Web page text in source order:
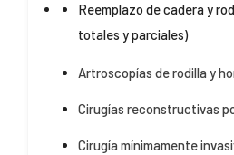
Reemplazo de cadera y
totales y parciales)
Artroscopías de rodilla y
Cirugías reconstructivas
Cirugía mínimamente